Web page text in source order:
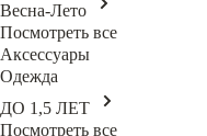
Весна-Лето
Посмотреть все
Аксессуары
Одежда
ДО 1,5 ЛЕТ
Посмотреть все